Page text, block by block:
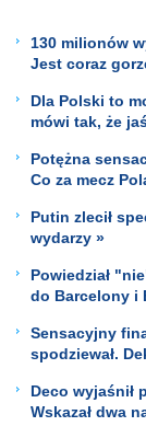
130 milionów
Jest coraz
Dla Polski to
mówi tak, że
Potężna
Co za mecz
Putin zlecił
wydarzy »
Powiedział
do Barcelony i
Sensacyjny
spodziewał.
Deco wyjaśnił
Wskazał dwa